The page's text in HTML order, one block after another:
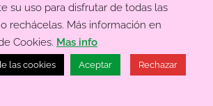
su uso para disfrutar de todas las
rechácelas. Más información en
Cookies. Mas info
las cookies Aceptar Rechazar